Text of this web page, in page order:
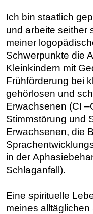
Ich bin staatlich
und arbeite seither
meiner
Schwerpunkte die
Kleinkindern mit
Frühförderung bei
gehörlosen und
Erwachsenen (CI
Stimmstörung und
Erwachsenen, die
in der
Schlaganfall).
Eine spirituelle
meines